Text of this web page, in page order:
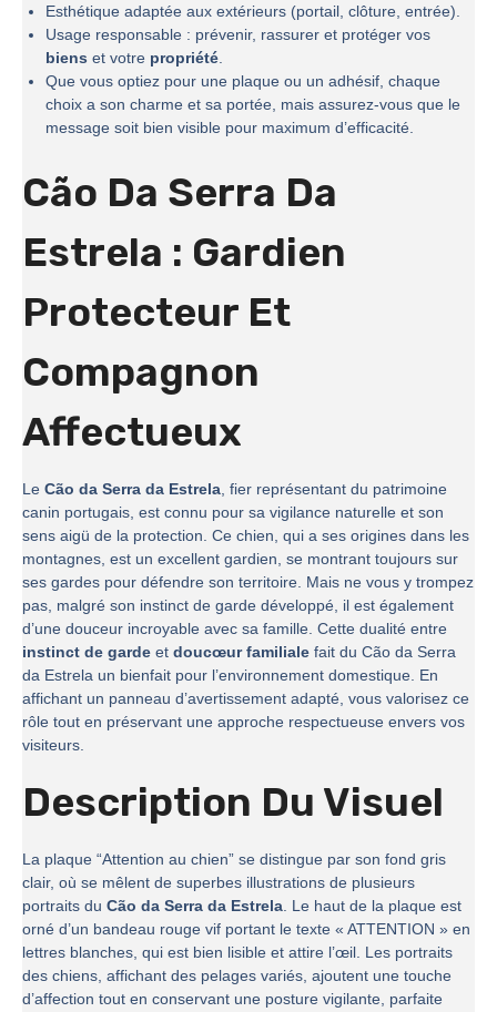
Esthétique adaptée aux extérieurs (portail, clôture, entrée).
Usage responsable : prévenir, rassurer et protéger vos
biens et votre propriété.
Que vous optiez pour une plaque ou un adhésif, chaque
choix a son charme et sa portée, mais assurez-vous que le
message soit bien visible pour maximum d’efficacité.
Cão Da Serra Da
Estrela : Gardien
Protecteur Et
Compagnon
Affectueux
Le Cão da Serra da Estrela, fier représentant du patrimoine
canin portugais, est connu pour sa vigilance naturelle et son
sens aigü de la protection. Ce chien, qui a ses origines dans les
montagnes, est un excellent gardien, se montrant toujours sur
ses gardes pour défendre son territoire. Mais ne vous y trompez
pas, malgré son instinct de garde développé, il est également
d’une douceur incroyable avec sa famille. Cette dualité entre
instinct de garde et doucœur familiale fait du Cão da Serra
da Estrela un bienfait pour l’environnement domestique. En
affichant un panneau d’avertissement adapté, vous valorisez ce
rôle tout en préservant une approche respectueuse envers vos
visiteurs.
Description Du Visuel
La plaque “Attention au chien” se distingue par son fond gris
clair, où se mêlent de superbes illustrations de plusieurs
portraits du Cão da Serra da Estrela. Le haut de la plaque est
orné d’un bandeau rouge vif portant le texte « ATTENTION » en
lettres blanches, qui est bien lisible et attire l’œil. Les portraits
des chiens, affichant des pelages variés, ajoutent une touche
d’affection tout en conservant une posture vigilante, parfaite